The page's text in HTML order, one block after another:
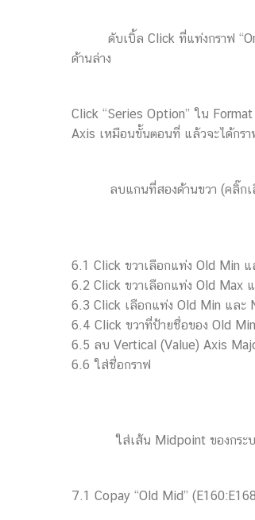
ดับเบิ้ล Click ที่แท่งกราฟ
ด้านล่าง
Click “Series Option” ใน
Axis เหมือนขั้นตอนที่ แล้วจะได้กร
ลบแกนที่สองด้านขวา (คลิ๊ก
6.1 Click ขวาเลือกแท่ง Old Min
6.2 Click ขวาเลือกแท่ง Old Max
6.3 Click เลือกแท่ง Old Min และ
6.4 Click ขวาที่ป้ายชื่อของ Old
6.5 ลบ Vertical (Value) Axis
6.6 ใส่ชื่อกราฟ
ใส่เส้น Midpoint ของกระ
7.1 Copay “Old Mid”